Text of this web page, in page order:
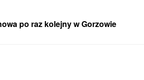
po raz kolejny w Gorzowie